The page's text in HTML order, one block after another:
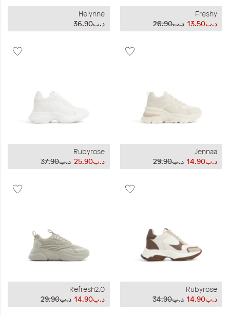
Freshy
د.ب26.90
د.ب13.50
Helynne
د.ب36.90
Jennaa
د.ب29.90
د.ب14.90
Rubyrose
د.ب37.90
د.ب25.90
Rubyrose
د.ب34.90
د.ب14.90
Refresh2.0
د.ب29.90
د.ب14.90